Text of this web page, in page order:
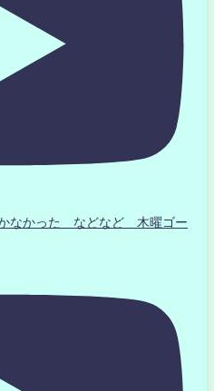
なかった などなど 木曜ゴー